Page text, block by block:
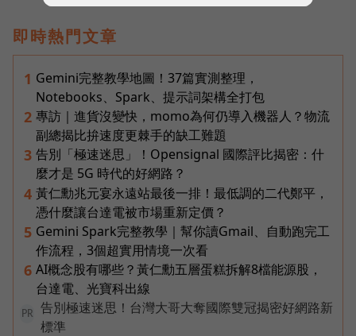
即時熱門文章
1 Gemini完整教學地圖！37篇實測整理，
Notebooks、Spark、提示詞架構全打包
2 專訪｜進貨沒變快，momo為何仍導入機器人？物流
副總揭比拚速度更棘手的缺工難題
3 告別「極速迷思」！Opensignal 國際評比揭密：什
麼才是 5G 時代的好網路？
4 黃仁勳兆元宴永遠站最後一排！最低調的二代鄭平，
憑什麼讓台達電被市場重新定價？
5 Gemini Spark完整教學｜幫你讀Gmail、自動跑完工
作流程，3個超實用情境一次看
6 AI概念股有哪些？黃仁勳五層蛋糕拆解8檔能源股，
台達電、光寶科出線
PR
告別極速迷思！台灣大哥大奪國際雙冠揭密好網路新
標準